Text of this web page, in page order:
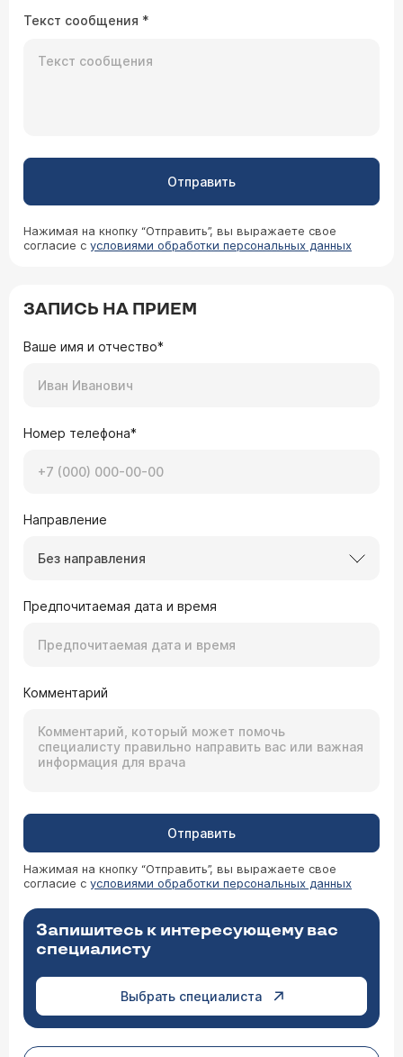
насколько это опасно?
гнойного процесса осталась капсула атеромы.
Желательно капсулу удалить. Если этого не
воспаления. Приходите на прием (
Текст сообщения *
Отправить
Нажимая на кнопку “Отправить”, вы выражаете свое
согласие с условиями обработки персональных данных
ЗАПИСЬ НА ПРИЕМ
Ваше имя и отчество*
Номер телефона*
Направление
Без направления
Предпочитаемая дата и время
Комментарий
Отправить
Нажимая на кнопку “Отправить”, вы выражаете свое
согласие с условиями обработки персональных данных
Запишитесь к интересующему вас
специалисту
Выбрать специалиста